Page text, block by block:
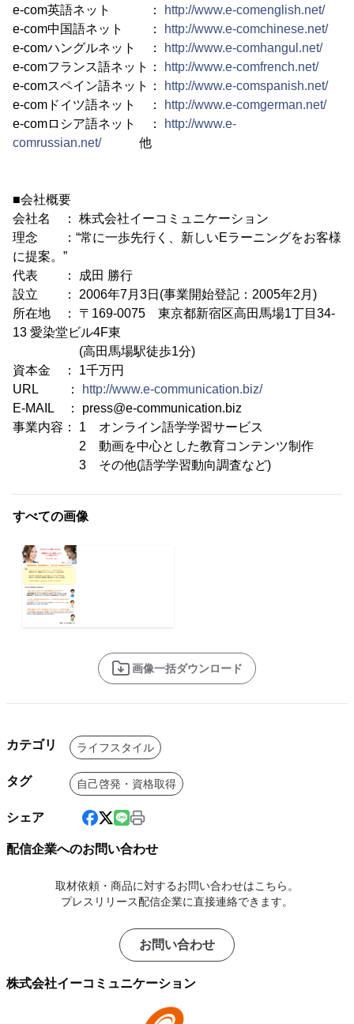
e-com英語ネット ：
http://www.e-comenglish.net/
e-com中国語ネット ：
http://www.e-comchinese.net/
e-comハングルネット ：
http://www.e-comhangul.net/
e-comフランス語ネット：
http://www.e-comfrench.net/
e-comスペイン語ネット：
http://www.e-comspanish.net/
e-comドイツ語ネット ：
http://www.e-comgerman.net/
e-comロシア語ネット ：
http://www.e-
comrussian.net/他
■会社概要
会社名 ： 株式会社イーコミュニケーション
理念 ：“常に一歩先行く、新しいEラーニングをお客様
に提案。”
代表 ： 成田 勝行
設立 ： 2006年7月3日(事業開始登記：2005年2月)
所在地 ： 〒169-0075 東京都新宿区高田馬場1丁目34-
13 愛染堂ビル4F東
(高田馬場駅徒歩1分)
資本金 ： 1千万円
URL ：
http://www.e-communication.biz/
E-MAIL ： press@e-communication.biz
事業内容： 1 オンライン語学学習サービス
2 動画を中心とした教育コンテンツ制作
3 その他(語学学習動向調査など)
すべての画像
画像一括ダウンロード
カテゴリ ライフスタイル
タグ 自己啓発・資格取得
シェア
配信企業へのお問い合わせ
取材依頼・商品に対するお問い合わせはこちら。
プレスリリース配信企業に直接連絡できます。
お問い合わせ
株式会社イーコミュニケーション